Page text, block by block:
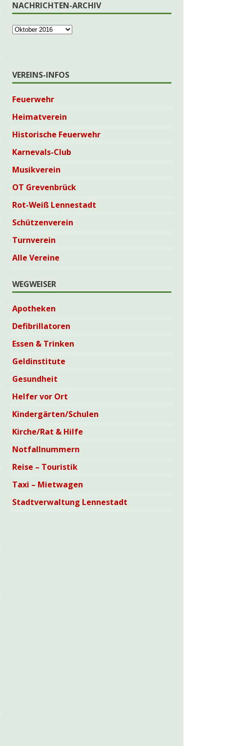
NACHRICHTEN-ARCHIV
VEREINS-INFOS
Feuerwehr
Heimatverein
Historische Feuerwehr
Karnevals-Club
Musikverein
OT Grevenbrück
Rot-Weiß Lennestadt
Schützenverein
Turnverein
Alle Vereine
WEGWEISER
Apotheken
Defibrillatoren
Essen & Trinken
Geldinstitute
Gesundheit
Helfer vor Ort
Kindergärten/Schulen
Kirche/Rat & Hilfe
Notfallnummern
Reise – Touristik
Taxi – Mietwagen
Stadtverwaltung Lennestadt